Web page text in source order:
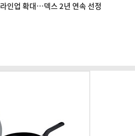
인업 확대…덱스 2년 연속 선정